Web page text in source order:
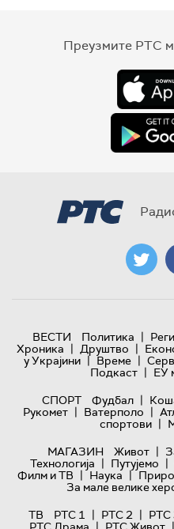
Преузмите РТС
ВЕСТИ Политика |
Хроника | Друштво |
у Украјини | Време |
Подкаст | ЕУ
СПОРТ
Фудбал |
Рукомет | Ватерполо |
спортови |
МАГАЗИН
Живот |
Технологијa | Путујемо |
Филм и ТВ | Наука |
За мале велике
ТВ
РТС 1 | РТС 2 | РТС